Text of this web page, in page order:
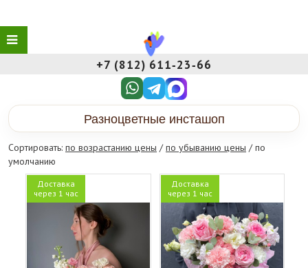
+7 (812) 611‑23‑66
Разноцветные инсташоп
Сортировать: по возрастанию цены /по убыванию цены / по
умолчанию
Доставка
через 1 час
Доставка
через 1 час